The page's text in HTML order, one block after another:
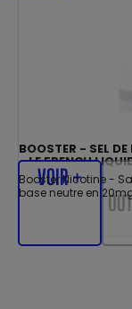
BOOSTER - SEL
- LE FRENCH
Booster Nicotine -
base neutre en
VOIR +